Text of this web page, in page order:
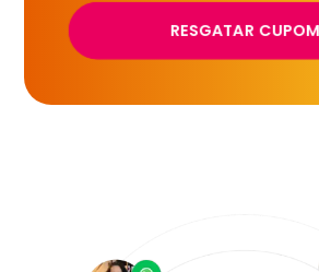
RESGATAR CUPOM